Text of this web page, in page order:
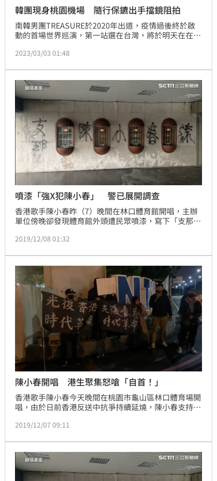
韓團現身桃園機場 隨行保鑣出手擋鏡阻拍
南韓男團TREASURE於2020年出道，疫情過後終於啟
動的首場世界巡演，第一站選在台灣，將於明天在在林
空抵達桃園機場，一行人出來後乘坐接駁車走商務通關
2023/03/03 01:48
噴漆「強X犯陳小春」 警已展開調查
香港歌手陳小春昨（7）晚間在林口體育館開唱，主辦
單位傍晚卻發現體育館外頭遭民眾噴漆，寫下「支那陳
方報案。桃園龜山警方獲報後，正調閱監視器追查涉嫌
2019/12/08 01:32
陳小春開唱 港生聚集怒嗆「自首！」
香港歌手陳小春今天晚間在桃園市龜山區林口體育場開
唱，由於日前香港反送中抗爭持續延燒，陳小春支持港
開場格外敏感，不但有示威者在體育館外牆上噴漆寫下
7時許，更有一群香港學生，手舉著標語聚集在國立體
育大學校門口，頻頻高喊「陳小春自首！」直到晚間8
時10分才和平落幕。
（記者游承霖／桃園報導）
2019/12/07 09:11